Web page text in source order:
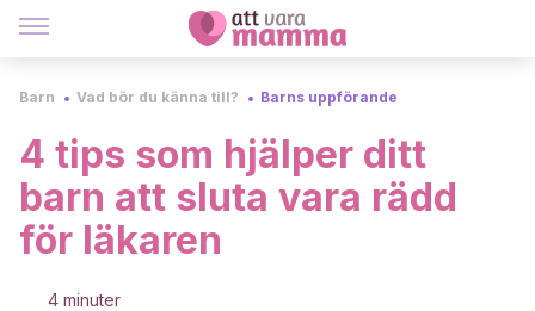
Barn Vad bör du känna till? Barns uppförande
4 tips som hjälper ditt
barn att sluta vara rädd
för läkaren
4 minuter